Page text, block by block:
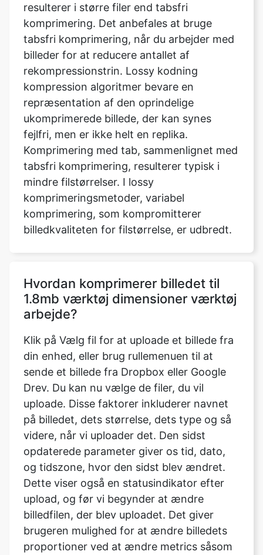
billeder for at reducere antallet af
rekompressionstrin. Lossy kodning
kompression algoritmer bevare en
repræsentation af den oprindelige
ukomprimerede billede, der kan synes
fejlfri, men er ikke helt en replika.
Komprimering med tab, sammenlignet med
tabsfri komprimering, resulterer typisk i
mindre filstørrelser. I lossy
komprimeringsmetoder, variabel
komprimering, som kompromitterer
billedkvaliteten for filstørrelse, er udbredt.
Hvordan komprimerer billedet til
Klik på Vælg fil for at uploade et billede fra
din enhed, eller brug rullemenuen til at
sende et billede fra Dropbox eller Google
Drev. Du kan nu vælge de filer, du vil
uploade. Disse faktorer inkluderer navnet
på billedet, dets størrelse, dets type og så
videre, når vi uploader det. Den sidst
opdaterede parameter giver os tid, dato,
og tidszone, hvor den sidst blev ændret.
Dette viser også en statusindikator efter
upload, og før vi begynder at ændre
billedfilen, der blev uploadet. Det giver
brugeren mulighed for at ændre billedets
proportioner ved at ændre metrics såsom
bredde og højde. Indstillingerne for
maksimal højde og maksimal bredde giver
brugeren en maksimal grænse for